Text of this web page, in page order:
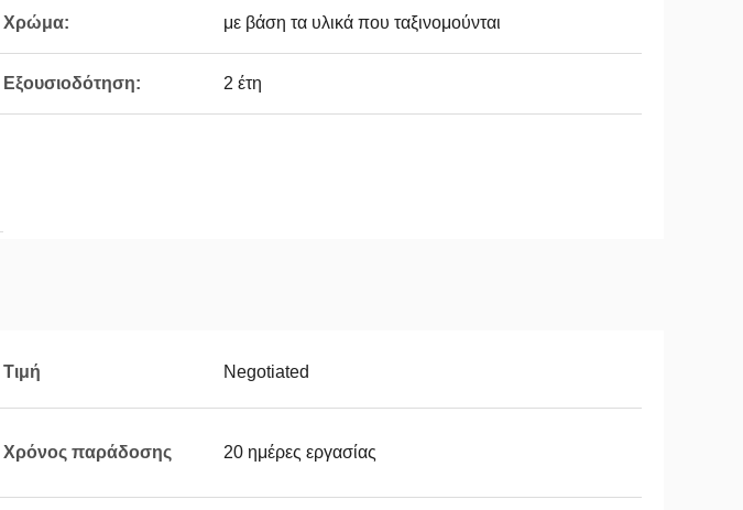
Χρώμα: με βάση τα υλικά που ταξινομούνται
Εξουσιοδότηση: 2 έτη
Τιμή Negotiated
Χρόνος παράδοσης 20 ημέρες εργασίας